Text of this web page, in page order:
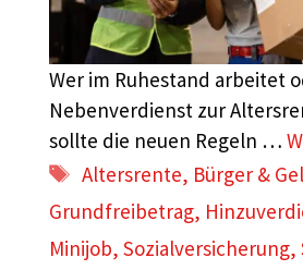
Wer im Ruhestand arbeitet
Nebenverdienst zur
sollte die neuen Regeln …
Schlagwörter
Altersrente, Bürger &
Grundfreibetrag,
Minijob, Sozialversicherung,